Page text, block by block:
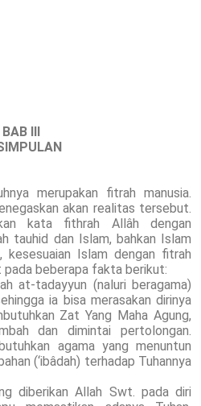
BAB III
merupakan fitrah manusia.
akan realitas tersebut.
kata fithrah Allâh dengan
tauhid dan Islam, bahkan Islam
Islam dengan fitrah
beberapa fakta berikut:
at-tadayyun (naluri beragama)
ia bisa merasakan dirinya
Zat Yang Maha Agung,
dan dimintai pertolongan.
agama yang menuntun
(‘ibâdah) terhadap Tuhannya
diberikan Allah Swt. pada diri